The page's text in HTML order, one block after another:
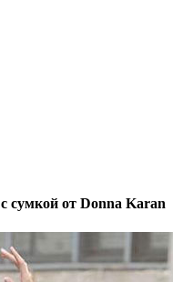
сумкой от Donna Karan